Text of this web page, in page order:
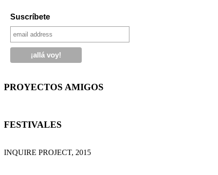
Suscríbete
PROYECTOS AMIGOS
FESTIVALES
INQUIRE PROJECT, 2015